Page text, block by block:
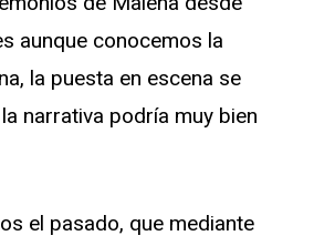
aunque conocemos la
la puesta en escena se
narrativa podría muy bien
el pasado, que mediante